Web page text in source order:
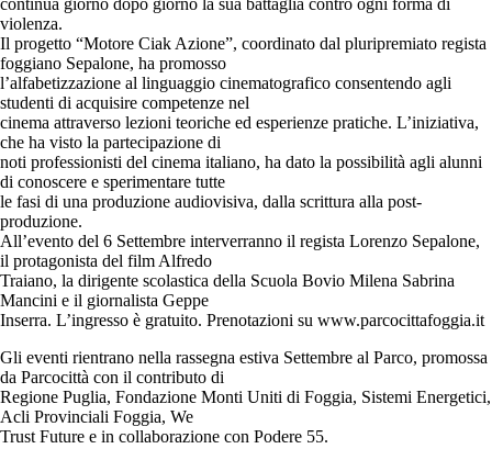
violenza.
Il progetto “Motore Ciak Azione”, coordinato dal pluripremiato regista
foggiano Sepalone, ha promosso
l’alfabetizzazione al linguaggio cinematografico consentendo agli
studenti di acquisire competenze nel
cinema attraverso lezioni teoriche ed esperienze pratiche. L’iniziativa,
che ha visto la partecipazione di
noti professionisti del cinema italiano, ha dato la possibilità agli alunni
di conoscere e sperimentare tutte
le fasi di una produzione audiovisiva, dalla scrittura alla post-
produzione.
All’evento del 6 Settembre interverranno il regista Lorenzo Sepalone,
il protagonista del film Alfredo
Traiano, la dirigente scolastica della Scuola Bovio Milena Sabrina
Mancini e il giornalista Geppe
Inserra. L’ingresso è gratuito. Prenotazioni su www.parcocittafoggia.it
Gli eventi rientrano nella rassegna estiva Settembre al Parco, promossa
da Parcocittà con il contributo di
Regione Puglia, Fondazione Monti Uniti di Foggia, Sistemi Energetici,
Acli Provinciali Foggia, We
Trust Future e in collaborazione con Podere 55.